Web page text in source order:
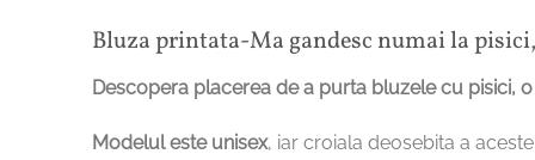
Bluza printata-Ma gandesc numai la
Descopera placerea de a purta bluzele cu pisici,
Modelul este unisex, iar croiala deosebita a